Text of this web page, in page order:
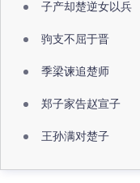
子产却楚逆女以兵
驹支不屈于晋
季梁谏追楚师
郑子家告赵宣子
王孙满对楚子